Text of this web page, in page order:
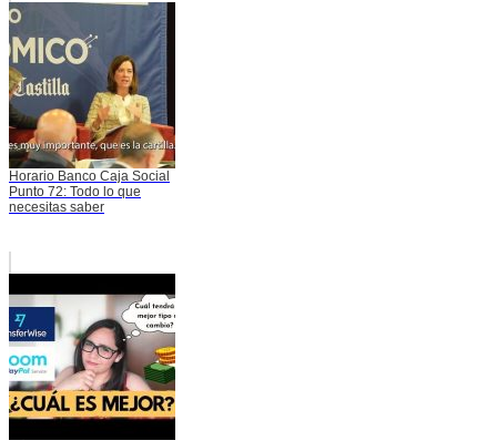
Horario Banco Caja Social
Punto 72: Todo lo que
necesitas saber